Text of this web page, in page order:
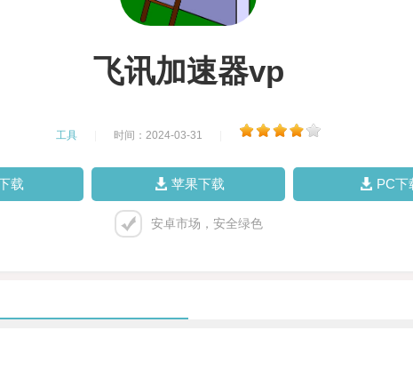
飞讯加速器vp
工具 时间：2024-03-31
载 苹果下载 PC下
安卓市场，安全绿色